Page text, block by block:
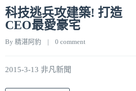
科技逃兵攻建築! 打造
CEO最愛豪宅
By 精湛阿豹
    |
0 comment
2015-3-13 非凡新聞